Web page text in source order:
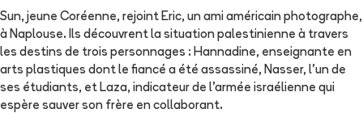
Sun, jeune Coréenne, rejoint Eric, un ami américain photographe,
à Naplouse. Ils découvrent la situation palestinienne à travers
les destins de trois personnages : Hannadine, enseignante en
arts plastiques dont le fiancé a été assassiné, Nasser, l'un de
ses étudiants, et Laza, indicateur de l'armée israélienne qui
espère sauver son frère en collaborant.